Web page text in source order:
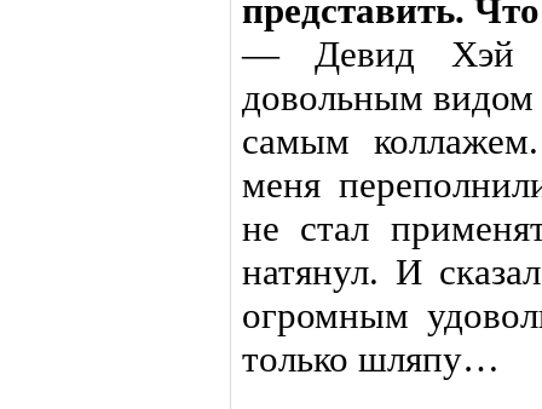
представить.
— Девид Хэй
довольным видом
самым
меня
не стал
натянул. И
огромным
только шляпу…